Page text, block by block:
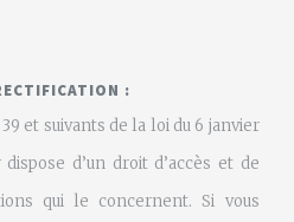
:
et suivants de la loi du 6 janvier
d’un droit d’accès et de
qui le concernent. Si vous